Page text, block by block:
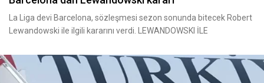
La Liga devi Barcelona, sözleşmesi sezon sonunda bitecek Robert
Lewandowski ile ilgili kararını verdi. LEWANDOWSKI İLE